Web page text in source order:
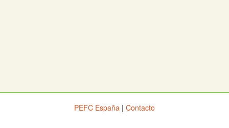
PEFC España | Contacto